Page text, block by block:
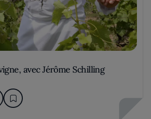
avec Jérôme Schilling